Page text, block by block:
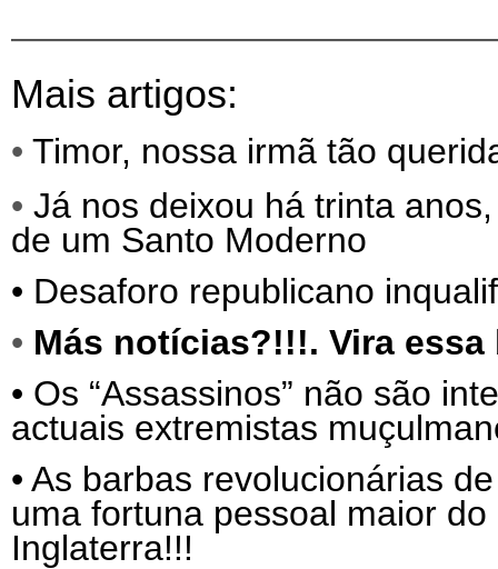
Mais artigos:
• Timor, nossa irmã tão
• Já nos deixou há trinta
de um Santo Moderno
• Desaforo republicano
• Más notícias?!!!. Vira
• Os “Assassinos” não são
actuais extremistas
• As barbas revolucionárias
uma fortuna pessoal maior
Inglaterra!!!